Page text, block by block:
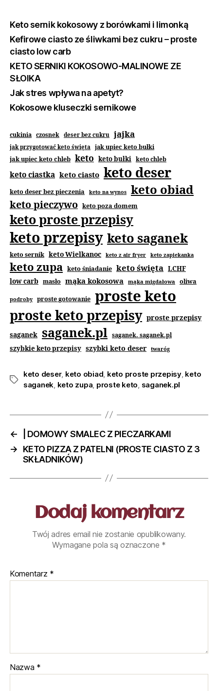
Keto sernik kokosowy z borówkami i limonką
Kefirowe ciasto ze śliwkami bez cukru – proste
ciasto low carb
KETO SERNIKI KOKOSOWO-MALINOWE ZE
SŁOIKA
Jak stres wpływa na apetyt?
Kokosowe kluseczki sernikowe
cukinia czosnek deser bez cukru jajka
jak przygotować keto święta jak upiec keto bułki
jak upiec keto chleb keto keto bułki keto chleb
keto ciastka keto ciasto keto deser
keto deser bez pieczenia keto na wynos keto obiad
keto pieczywo keto poza domem
keto proste przepisy
keto przepisy keto saganek
keto sernik keto Wielkanoc keto z air fryer keto zapiekanka
keto zupa keto śniadanie keto święta LCHF
low carb masło mąka kokosowa mąka migdałowa oliwa
podroby proste gotowanie proste keto
proste keto przepisy proste przepisy
saganek saganek.pl saganek. saganek.pl
szybkie keto przepisy szybki keto deser twaróg
keto deser, keto obiad keto proste przepisy, keto
saganek keto zupa proste keto saganek.pl
←
| DOMOWY SMALEC Z PIECZARKAMI
→
KETO PIZZA Z PATELNI (PROSTE CIASTO Z 3
SKŁADNIKÓW)
Dodaj komentarz
Twój adres email nie zostanie opublikowany.
Wymagane pola są oznaczone *
Komentarz *
Nazwa *